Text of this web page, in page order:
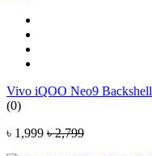
Vivo iQOO Neo9 Backshell
(0)
৳ 1,999 ৳ 2,799